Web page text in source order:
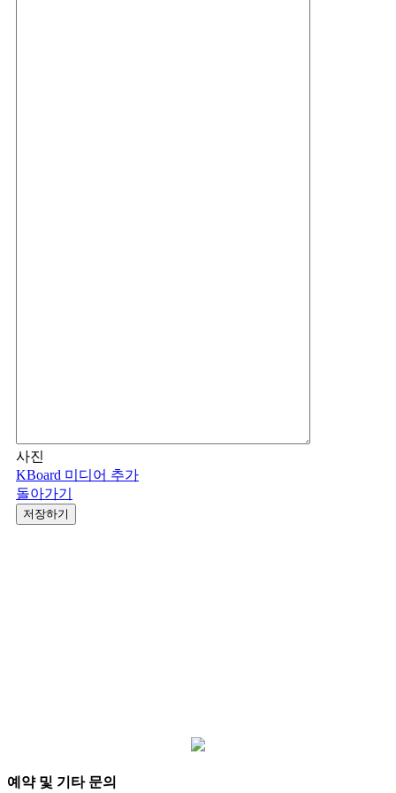
사진
KBoard 미디어 추가
돌아가기
저장하기
예약 및 기타 문의